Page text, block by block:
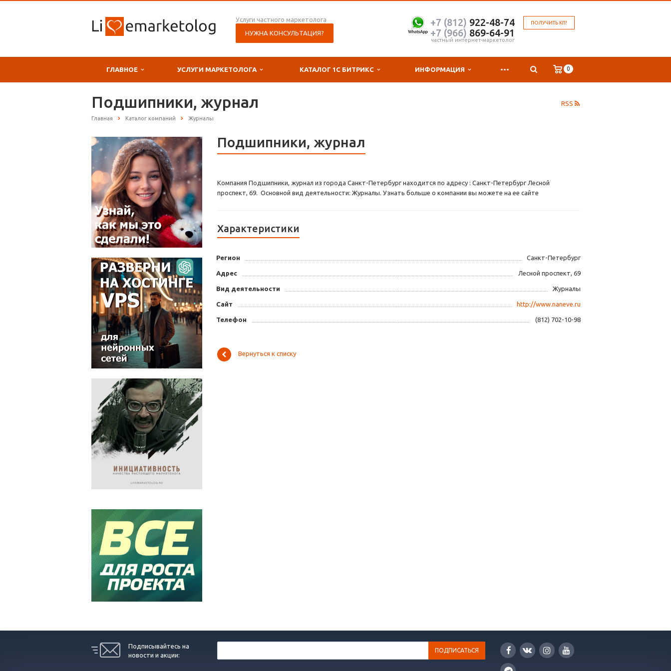
Услуги частного маркетолога
НУЖНА КОНСУЛЬТАЦИЯ?
ПОЛУЧИТЬ КП!
+7 (812) 922-48-74
+7 (966) 869-64-91
частный интернет-маркетолог
ГЛАВНОЕ УСЛУГИ МАРКЕТОЛОГА КАТАЛОГ 1С БИТРИКС ИНФОРМАЦИЯ ... 0
RSS
Подшипники, журнал
Главная Каталог компаний Журналы
Подшипники, журнал
Компания Подшипники, журнал из города Санкт-Петербург находится по адресу : Санкт-Петербург Лесной
проспект, 69. Основной вид деятельности: Журналы. Узнать больше о компании вы можете на ее сайте
Характеристики
Регион Санкт-Петербург
Адрес Лесной проспект, 69
Вид деятельности Журналы
Сайт http://www.naneve.ru
Телефон (812) 702-10-98
Вернуться к списку
Подписывайтесь на
новости и акции: